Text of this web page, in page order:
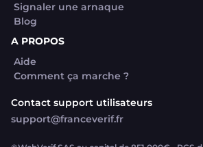
Signaler une arnaque
Blog
A PROPOS
Aide
Comment ça marche ?
Contact support utilisateurs
support@franceverif.fr